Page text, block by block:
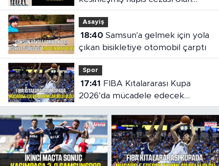
şahıs yakalandı
Asayiş
18:40Samsun'a gelmek için yola
çıkan bisikletiye otomobil çarptı
Spor
17:41
2026’da mücadele edecek
takımlar belli oldu